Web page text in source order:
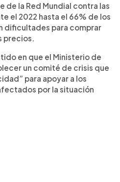
de la Red Mundial contra las
el 2022 hasta el 66% de los
dificultades para comprar
precios.
en que el Ministerio de
un comité de crisis que
para apoyar a los
por la situación